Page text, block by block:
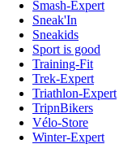
Smash-Expert
Sneak'In
Sneakids
Sport is good
Training-Fit
Trek-Expert
Triathlon-Expert
TripnBikers
Vélo-Store
Winter-Expert